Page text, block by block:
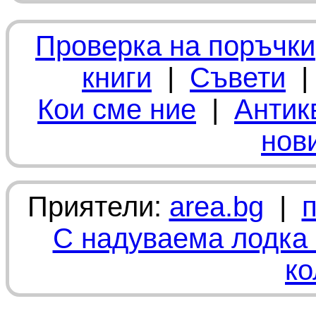
Проверка на поръчки
книги | Съвети
Кои сме ние |
Приятели: area.bg |
С надуваема лодка